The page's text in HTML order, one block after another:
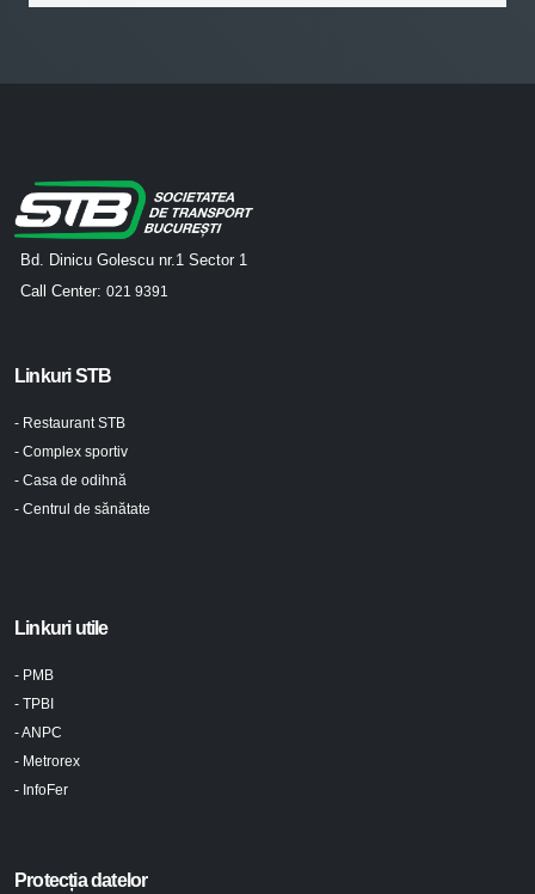
Bd. Dinicu Golescu nr.1 Sector 1
Call Center: 021 9391
Linkuri STB
- Restaurant STB
- Complex sportiv
- Casa de odihnă
- Centrul de sănătate
Linkuri utile
- PMB
- TPBI
- ANPC
- Metrorex
- InfoFer
Protecția datelor